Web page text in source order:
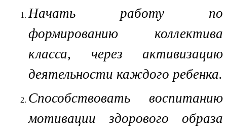
Начать работу по
формированию коллектива
класса, через активизацию
деятельности каждого ребенка.
Способствовать воспитанию
мотивации здорового образа